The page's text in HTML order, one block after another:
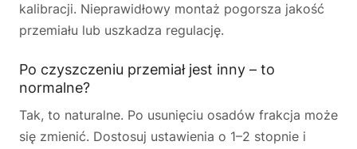
kalibracji. Nieprawidłowy montaż pogorsza jakość
przemiału lub uszkadza regulację.
Po czyszczeniu przemiał jest inny – to
normalne?
Tak, to naturalne. Po usunięciu osadów frakcja może
się zmienić. Dostosuj ustawienia o 1–2 stopnie i